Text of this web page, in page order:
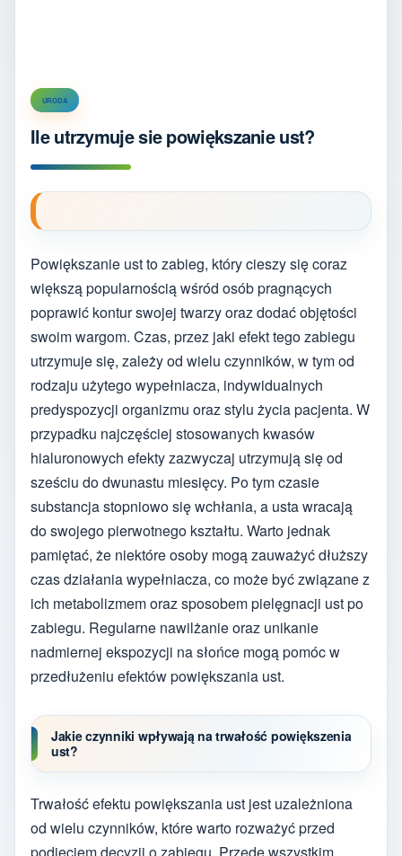
URODA
Ile utrzymuje sie powiększanie ust?
Powiększanie ust to zabieg, który cieszy się coraz
większą popularnością wśród osób pragnących
poprawić kontur swojej twarzy oraz dodać objętości
swoim wargom. Czas, przez jaki efekt tego zabiegu
utrzymuje się, zależy od wielu czynników, w tym od
rodzaju użytego wypełniacza, indywidualnych
predyspozycji organizmu oraz stylu życia pacjenta. W
przypadku najczęściej stosowanych kwasów
hialuronowych efekty zazwyczaj utrzymują się od
sześciu do dwunastu miesięcy. Po tym czasie
substancja stopniowo się wchłania, a usta wracają
do swojego pierwotnego kształtu. Warto jednak
pamiętać, że niektóre osoby mogą zauważyć dłuższy
czas działania wypełniacza, co może być związane z
ich metabolizmem oraz sposobem pielęgnacji ust po
zabiegu. Regularne nawilżanie oraz unikanie
nadmiernej ekspozycji na słońce mogą pomóc w
przedłużeniu efektów powiększania ust.
Jakie czynniki wpływają na trwałość powiększenia
ust?
Trwałość efektu powiększania ust jest uzależniona
od wielu czynników, które warto rozważyć przed